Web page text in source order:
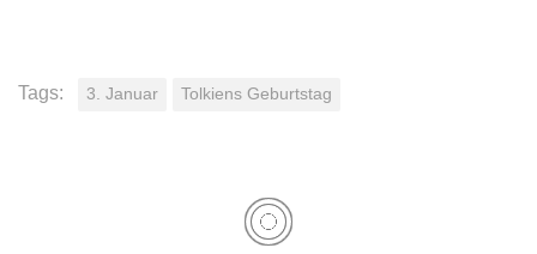
Tags: 3. Januar Tolkiens Geburtstag